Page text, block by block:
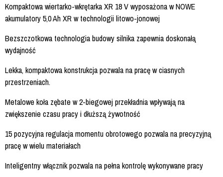
Kompaktowa wiertarko-wkrętarka XR 18 V wyposażona w NOWE
akumulatory 5,0 Ah XR w technologii litowo-jonowej
Bezszczotkowa technologia budowy silnika zapewnia doskonałą
wydajność
Lekka, kompaktowa konstrukcja pozwala na pracę w ciasnych
przestrzeniach.
Metalowe koła zębate w 2-biegowej przekładnia wpływają na
zwiększenie czasu pracy i dłuższą żywotność
15 pozycyjna regulacja momentu obrotowego pozwala na precyzyjną
pracę w wielu materiałach
Inteligentny włącznik pozwala na pełna kontrolę wykonywane pracy